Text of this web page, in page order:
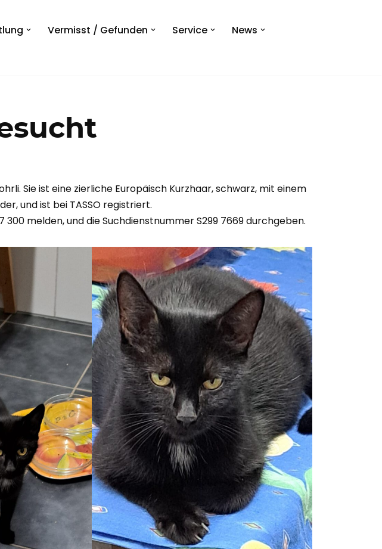
Vermisst / Gefunden Service
News
Sie ist eine zierliche Europäisch Kurzhaar, schwarz, mit einem
und ist bei TASSO registriert.
melden, und die Suchdienstnummer S299 7669 durchgeben.